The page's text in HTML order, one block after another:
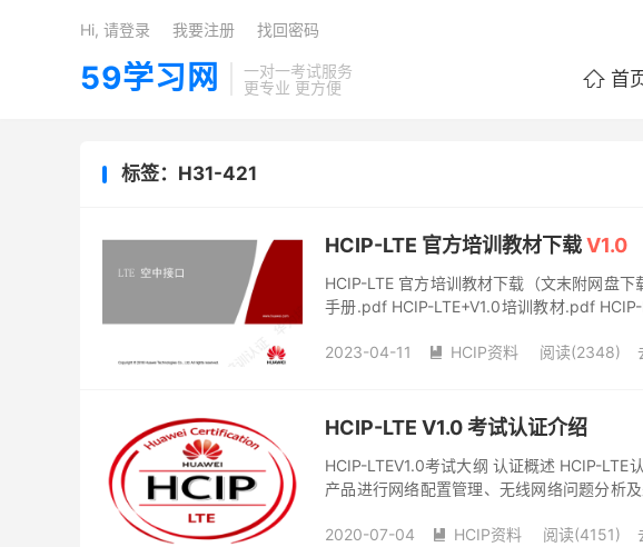
59学习网
一对一考试服务
更专业 更方便
 首
Hi, 请登录 我要注册 找回密码
标签：H31-421
HCIP-LTE 官方培训教材下载V1.0
HCIP-LTE 官方培训教材下载（文末附网盘
手册.pdf HCIP-LTE+V1.0培训教材.pdf
2023-04-11  HCIP资料 阅读(2348)
HCIP-LTE V1.0 考试认证介绍
HCIP-LTEV1.0考试大纲 认证概述 HCIP-LTE
产品进行网络配置管理、无线网络问题分析
2020-07-04  HCIP资料 阅读(4151)